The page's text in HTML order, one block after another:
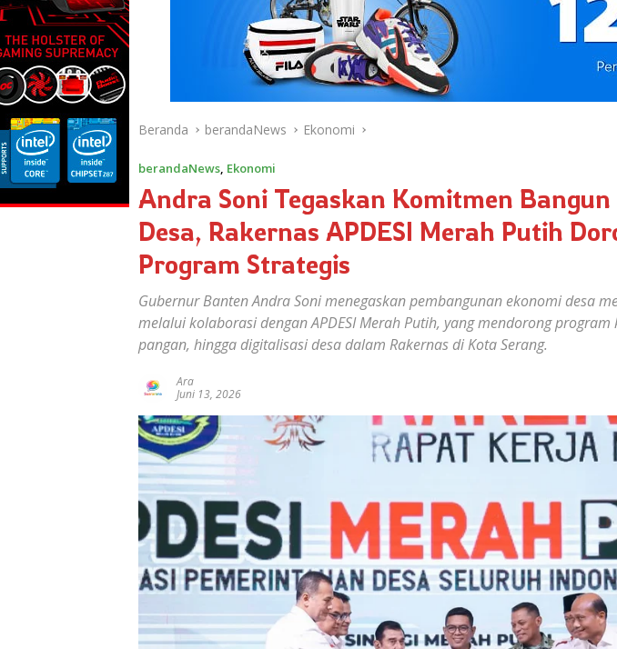
Beranda berandaNews Ekonomi
berandaNews, Ekonomi
Andra Soni Tegaskan Komitmen
Desa, Rakernas APDESI Merah Putih
Program Strategis
Gubernur Banten Andra Soni menegaskan pembangunan ekonomi desa
melalui kolaborasi dengan APDESI Merah Putih, yang mendorong
pangan, hingga digitalisasi desa dalam Rakernas di Kota Serang.
Ara
Juni 13, 2026